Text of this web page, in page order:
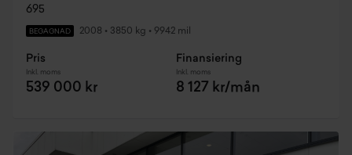
695
BEGAGNAD 2008 • 3850 kg • 9942 mil
Pris
Inkl. moms
539 000 kr
Finansiering
Inkl. moms
8 127 kr/mån